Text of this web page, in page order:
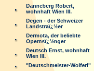
Danneberg Robert,
wohnhaft Wien III.
Degen - der Schweizer
Landstraï¿½er
Dermota, der beliebte
Opernsï¿½nger
Deutsch Ernst, wohnhaft
Wien III.
"Deutschmeister-Wolferl"